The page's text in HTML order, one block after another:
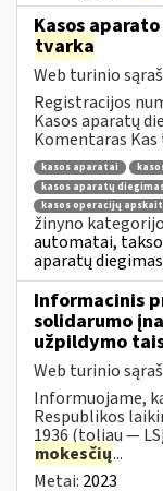
Kasos
tvarka
Web turinio
Registracijos
Kasos aparatų
Komentaras
kasos aparatai
kasos aparatų
kasos operacijų
žinyno
automatai,
aparatų
Informacinis
solidarumo
užpildymo
Web turinio
Informuojame,
Respublikos
1936 (toliau —
mokesčių...
Metai: 2023